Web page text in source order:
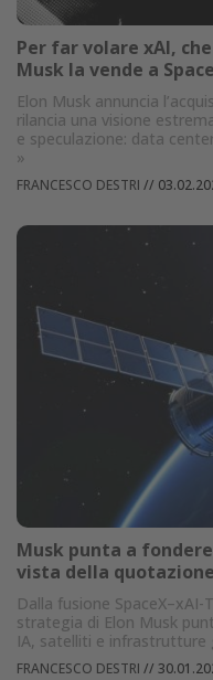
Per far volare xAI,
Musk la vende a
Elon Musk annuncia
rilancia una visione
e speculazione: data
»
FRANCESCO DESTRI //
Musk punta a
vista della quotazione
Dalla fusione
strategia di Elon Musk
IA, satelliti e infrastrutture
FRANCESCO DESTRI //